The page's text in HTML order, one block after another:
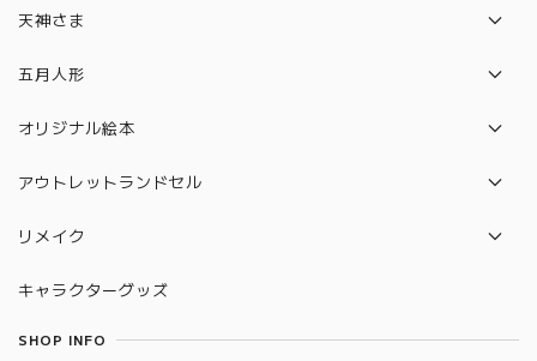
収納飾り
有名作家
おさな雛
木目込み人形
つるし飾り・名前旗
天神さま
収納飾り
木目込み人形
学びおさな
五月人形
兜飾り
収納飾り
平飾り
オリジナル絵本
クリスマス絵本
アウトレットランドセル
萬勇鞄
リメイク
ランドセルリメイク
キャラクターグッズ
SHOP INFO